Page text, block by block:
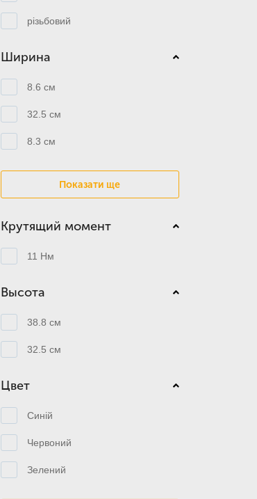
різьбовий
Ширина
8.6 см
32.5 см
8.3 см
Показати ще
Крутящий момент
11 Нм
Высота
38.8 см
32.5 см
Цвет
Синій
Червоний
Зелений